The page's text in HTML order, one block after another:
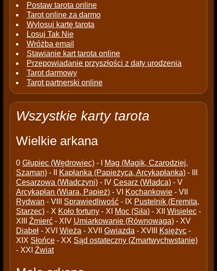
Postaw tarota online
Tarot online za darmo
Wylosuj kartę tarota
Losuj Tak Nie
Wróżba email
Stawianie kart tarota online
Przepowiadanie przyszłości z daty urodzenia
Tarot darmowy
Tarot partnerski online
Wszystkie karty tarota
Wielkie arkana
0 Głupiec (Wędrowiec)- I
Mag (Magik, Czarodziej,
Szaman)- II Kapłanka (Papieżyca, Arcykapłanka)- III
Cesarzowa (Władczyni)- IV Cesarz (Władca)- V
Arcykapłan (Wiara, Papież)- VI Kochankowie- VII
Rydwan - VIII Sprawiedliwość- IX Pustelnik (Eremita,
Starzec)- X Koło fortuny- XI Moc (Siła)- XII Wisielec-
XIII Źmierć- XIV Umiarkowanie (Równowaga)- XV
Diabeł- XVI Wieża - XVII Gwiazda - XVIII Księżyc-
XIX Słońce- XX Sąd ostateczny (Zmartwychwstanie)
- XXI Źwiat